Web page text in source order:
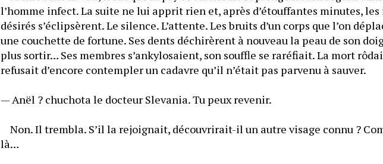
l’homme infect. La suite ne lui apprit rien et, après d’étouffantes minutes,
désirés s’éclipsèrent. Le silence. L’attente. Les bruits d’un corps que l’on
une couchette de fortune. Ses dents déchirèrent à nouveau la peau de son
plus sortir… Ses membres s’ankylosaient, son souffle se raréfiait. La mort
refusait d’encore contempler un cadavre qu’il n’était pas parvenu à sauver.
— Anël ? chuchota le docteur Slevania. Tu peux revenir.
Non. Il trembla. S’il la rejoignait, découvrirait-il un autre visage connu ?
là…